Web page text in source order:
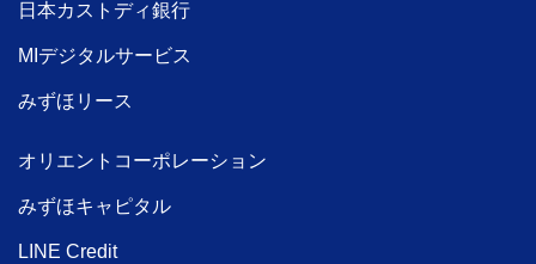
日本カストディ銀行
MIデジタルサービス
みずほリース
オリエントコーポレーション
みずほキャピタル
LINE Credit